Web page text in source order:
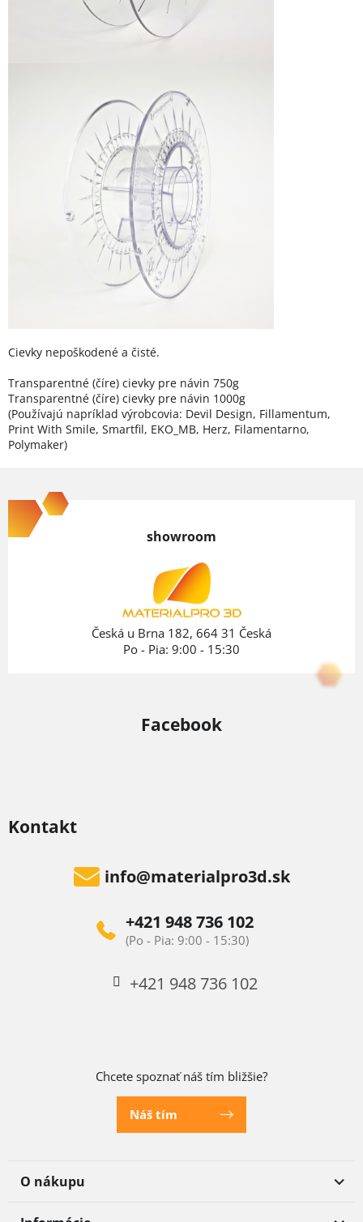
Cievky nepoškodené a čisté.
Transparentné (číre) cievky pre návin 750g
Transparentné (číre) cievky pre návin 1000g
(Používajú napríklad výrobcovia: Devil Design, Fillamentum,
Print With Smile, Smartfil, EKO_MB, Herz, Filamentarno,
Polymaker)
á
p
Kontakt
info@materialpro3d.sk
+421 948 736 102
+421 948 736 102
Chcete spoznať náš tím bližšie?
Náš tím
O nákupu
showroom
Česká u Brna 182, 664 31 Česká
Po - Pia: 9:00 - 15:30
Facebook